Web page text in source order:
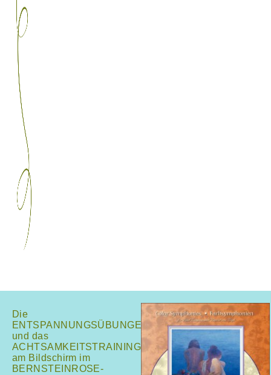
Die
ENTSPANNUNGSÜBUNGEN
und das
ACHTSAMKEITSTRAINING
am Bildschirm im
BERNSTEINROSE-